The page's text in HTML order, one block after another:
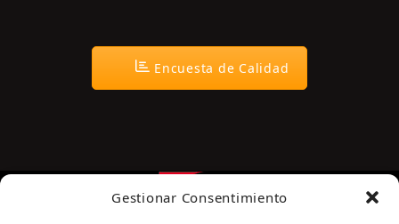
Gestionar Consentimiento
Encuesta de Calidad